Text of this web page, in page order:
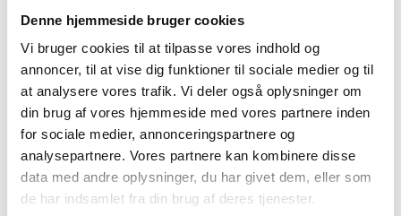
Denne hjemmeside bruger cookies
Vi bruger cookies til at tilpasse vores indhold og
annoncer, til at vise dig funktioner til sociale medier og til
at analysere vores trafik. Vi deler også oplysninger om
din brug af vores hjemmeside med vores partnere inden
for sociale medier, annonceringspartnere og
analysepartnere. Vores partnere kan kombinere disse
data med andre oplysninger, du har givet dem, eller som
de har indsamlet fra din brug af deres tjenester.
Økonomi- og regnskabssystem
Cookiebot→
Cookie- og samtykkestyring (GDPR)
C 1st →
Omnichannel POS- og kassesystem til detailhandel
BigCommerce →
E-handel
Professionel udvikling af skræddersyede integrationer